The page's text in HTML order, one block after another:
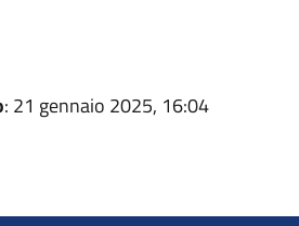
: 21 gennaio 2025, 16:04